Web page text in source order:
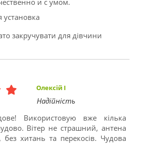
установка
закручувати для дівчини
Олексій І
Надійність
Використовую вже кілька
Вітер не страшний, антена
без хитань та перекосів. Чудова